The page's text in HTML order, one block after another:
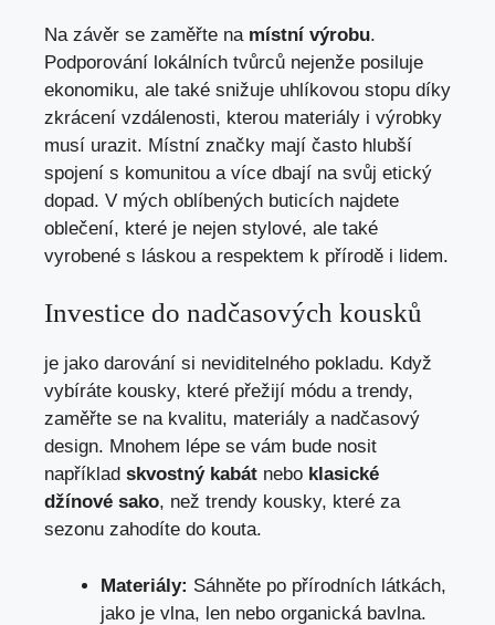
Na závěr se zaměřte na místní výrobu.
Podporování lokálních tvůrců nejenže posiluje
ekonomiku, ale také snižuje uhlíkovou stopu díky
zkrácení vzdálenosti, kterou materiály i výrobky
musí urazit. Místní značky mají často hlubší
spojení s komunitou a více dbají na svůj etický
dopad. V mých oblíbených buticích najdete
oblečení, které je nejen stylové, ale také
vyrobené s láskou a respektem k přírodě i lidem.
Investice do nadčasových kousků
je jako darování si neviditelného pokladu. Když
vybíráte kousky, které přežijí módu a trendy,
zaměřte se na kvalitu, materiály a nadčasový
design. Mnohem lépe se vám bude nosit
například skvostný kabát nebo klasické
džínové sako, než trendy kousky, které za
sezonu zahodíte do kouta.
Materiály: Sáhněte po přírodních látkách,
jako je vlna, len nebo organická bavlna.